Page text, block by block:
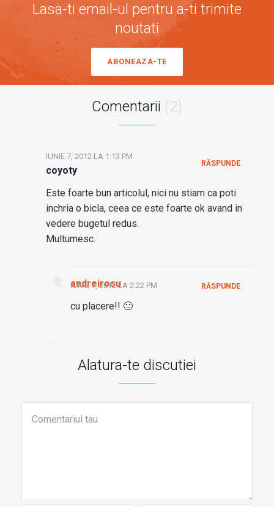
Lasa-ti email-ul pentru a-ti trimite
noutati
ABONEAZA-TE
Comentarii (2)
coyoty
IUNIE 7, 2012 LA 1:13 PM
Este foarte bun articolul, nici nu stiam ca poti
inchria o bicla, ceea ce este foarte ok avand in
vedere bugetul redus.
Multumesc.
RĂSPUNDE
andreirosu
IUNIE 7, 2012 LA 2:22 PM
cu placere!! 🙂
RĂSPUNDE
Alatura-te discutiei